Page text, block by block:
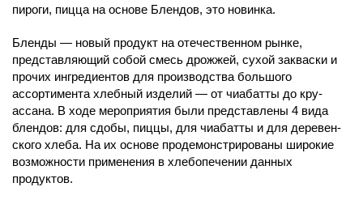
пироги, пицца на основе Блендов, это новинка.
Бленды — новый продукт на отечественном рынке,
представляющий собой смесь дрожжей, сухой закваски и
прочих ингредиентов для производства большого
ассортимента хлебный изделий — от чиабатты до кру­
ассана. В ходе мероприятия были представлены 4 вида
блендов: для сдобы, пиццы, для чиабатты и для деревен­
ского хлеба. На их основе продемонстрированы широкие
возможности применения в хлебопечении данных
продуктов.